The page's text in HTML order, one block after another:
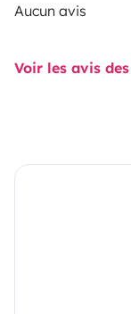
Aucun avis
Voir les avis